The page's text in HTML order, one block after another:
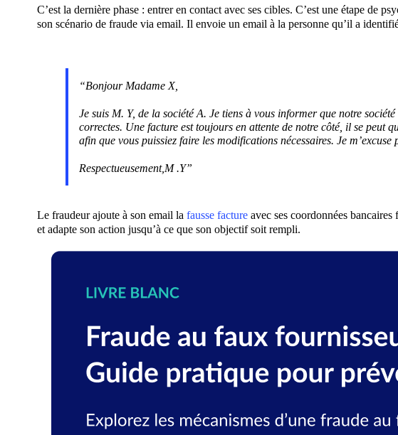
C’est la dernière phase : entrer en contact avec ses cibles. C’est une étape de
son scénario de fraude via email. Il envoie un email à la personne qu’il a
“Bonjour Madame X,
Je suis M. Y, de la société A. Je tiens à vous informer que notre
correctes. Une facture est toujours en attente de notre côté, il se peut
afin que vous puissiez faire les modifications nécessaires. Je
Respectueusement,M .Y”
Le fraudeur ajoute à son email la fausse facture avec ses coordonnées
et adapte son action jusqu’à ce que son objectif soit rempli.